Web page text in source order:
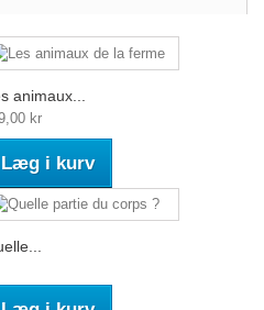
animaux...
kr
Læg i kurv